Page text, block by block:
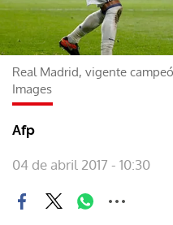
Real Madrid, vigente
Images
Afp
04 de abril 2017 - 10:30